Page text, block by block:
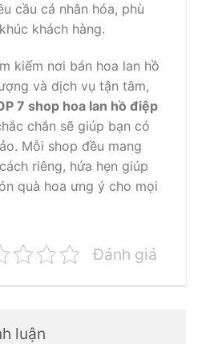
cầu cá nhân hóa, phù
khách hàng.
kiếm nơi bán hoa lan hồ
và dịch vụ tận tâm,
7 shop hoa lan hồ điệp
chắn sẽ giúp bạn có
Mỗi shop đều mang
riêng, hứa hẹn giúp
quà hoa ưng ý cho mọi
Đánh giá
luận